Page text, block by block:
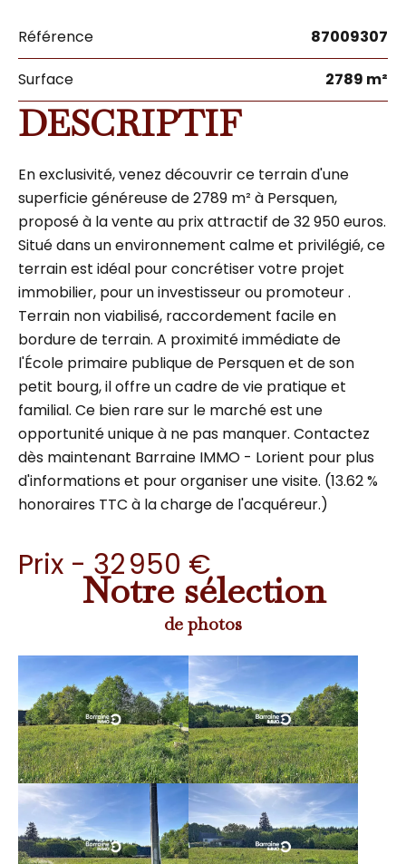
Référence 87009307
Surface 2789 m²
DESCRIPTIF
En exclusivité, venez découvrir ce terrain d'une
superficie généreuse de 2789 m² à Persquen,
proposé à la vente au prix attractif de 32 950 euros.
Situé dans un environnement calme et privilégié, ce
terrain est idéal pour concrétiser votre projet
immobilier, pour un investisseur ou promoteur .
Terrain non viabilisé, raccordement facile en
bordure de terrain. A proximité immédiate de
l'École primaire publique de Persquen et de son
petit bourg, il offre un cadre de vie pratique et
familial. Ce bien rare sur le marché est une
opportunité unique à ne pas manquer. Contactez
dès maintenant Barraine IMMO - Lorient pour plus
d'informations et pour organiser une visite. (13.62 %
honoraires TTC à la charge de l'acquéreur.)
Prix - 32 950 €
Notre sélection
de photos